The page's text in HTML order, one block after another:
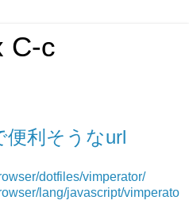
C-c
便利そうなurl
dotfiles/vimperator/
lang/javascript/vimperato